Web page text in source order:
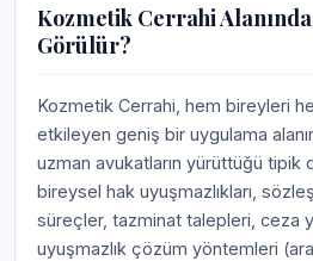
Kozmetik Cerrahi
Görülür?
Kozmetik Cerrahi, hem bireyleri
etkileyen geniş bir uygulama
uzman avukatların yürüttüğü tipik
bireysel hak uyuşmazlıkları,
süreçler, tazminat talepleri, ceza
uyuşmazlık çözüm yöntemleri